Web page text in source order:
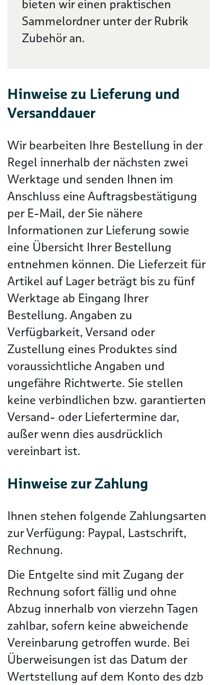
bieten wir einen praktischen
Sammelordner unter der Rubrik
Zubehör an.
Hinweise zu Lieferung und
Versanddauer
Wir bearbeiten Ihre Bestellung in der
Regel innerhalb der nächsten zwei
Werktage und senden Ihnen im
Anschluss eine Auftragsbestätigung
per E-Mail, der Sie nähere
Informationen zur Lieferung sowie
eine Übersicht Ihrer Bestellung
entnehmen können. Die Lieferzeit für
Artikel auf Lager beträgt bis zu fünf
Werktage ab Eingang Ihrer
Bestellung. Angaben zu
Verfügbarkeit, Versand oder
Zustellung eines Produktes sind
voraussichtliche Angaben und
ungefähre Richtwerte. Sie stellen
keine verbindlichen bzw. garantierten
Versand- oder Liefertermine dar,
außer wenn dies ausdrücklich
vereinbart ist.
Hinweise zur Zahlung
Ihnen stehen folgende Zahlungsarten
zur Verfügung: Paypal, Lastschrift,
Rechnung.
Die Entgelte sind mit Zugang der
Rechnung sofort fällig und ohne
Abzug innerhalb von vierzehn Tagen
zahlbar, sofern keine abweichende
Vereinbarung getroffen wurde. Bei
Überweisungen ist das Datum der
Wertstellung auf dem Konto des dzb